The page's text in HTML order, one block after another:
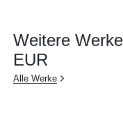
Weitere
EUR
Alle Werke